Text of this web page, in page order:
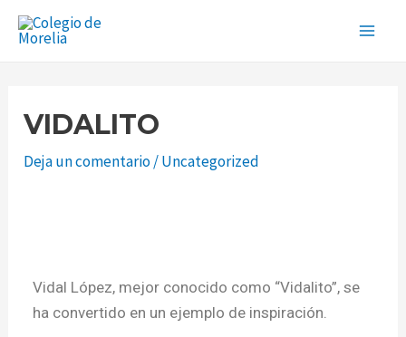
Main
VIDALITO
Deja un comentario/Uncategorized
Vidal López, mejor conocido como “Vidalito”, se
ha convertido en un ejemplo de inspiración.
Navegación
de